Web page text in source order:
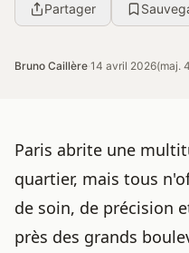
Partager
Bruno Caillère·14 avril 2026(maj.
Paris abrite une
quartier, mais tous
de soin, de précision
près des grands